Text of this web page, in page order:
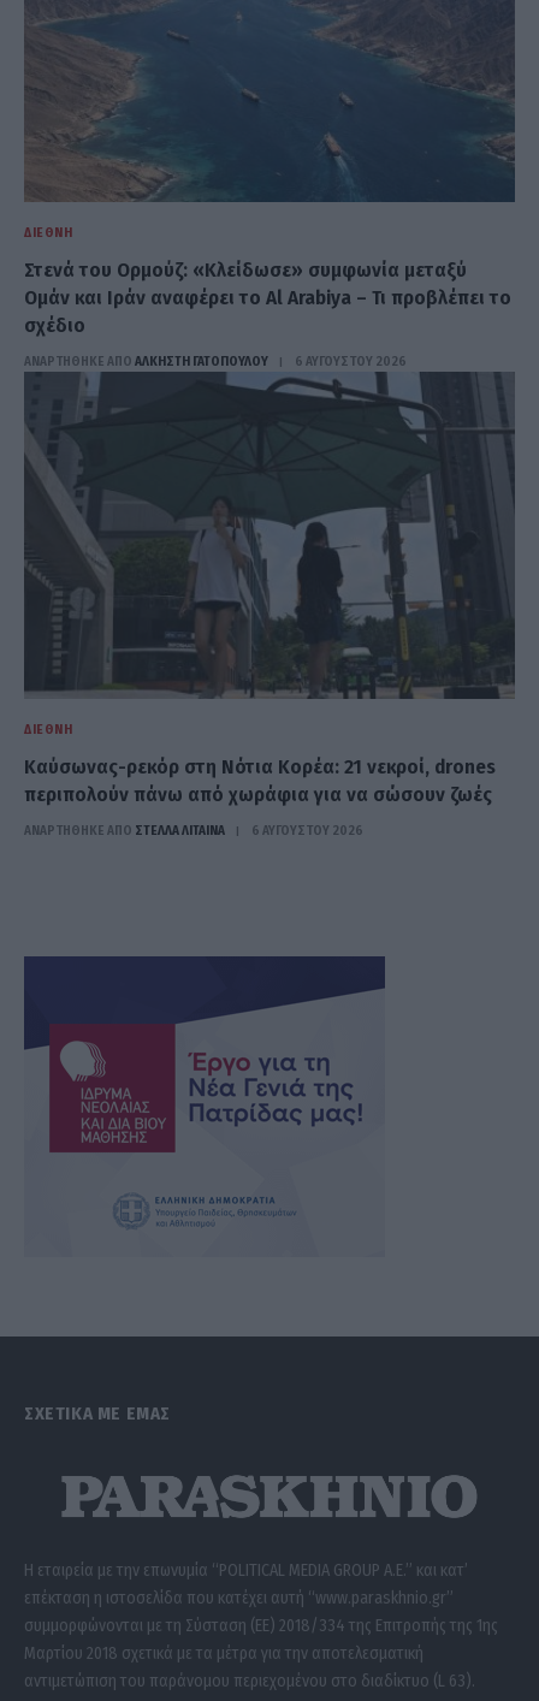
ΔΙΕΘΝΉ
Στενά του Ορμούζ: «Κλείδωσε» συμφωνία μεταξύ
Ομάν και Ιράν αναφέρει το Al Arabiya – Τι προβλέπει το
σχέδιο
ΑΝΑΡΤΗΘΗΚΕ ΑΠΟ ΆΛΚΗΣΤΗ ΓΑΤΟΠΟΎΛΟΥ 6 ΑΥΓΟΎΣΤΟΥ 2026
ΔΙΕΘΝΉ
Καύσωνας-ρεκόρ στη Νότια Κορέα: 21 νεκροί, drones
περιπολούν πάνω από χωράφια για να σώσουν ζωές
ΑΝΑΡΤΗΘΗΚΕ ΑΠΟ ΣΤΈΛΛΑ ΛΊΤΑΙΝΑ 6 ΑΥΓΟΎΣΤΟΥ 2026
ΣΧΕΤΙΚΑ ΜΕ ΕΜΑΣ
Η εταιρεία με την επωνυμία “POLITICAL MEDIA GROUP A.E.” και κατ’
επέκταση η ιστοσελίδα που κατέχει αυτή “www.paraskhnio.gr”
συμμορφώνονται με τη Σύσταση (ΕΕ) 2018/334 της Επιτροπής της 1ης
Μαρτίου 2018 σχετικά με τα μέτρα για την αποτελεσματική
αντιμετώπιση του παράνομου περιεχομένου στο διαδίκτυο (L 63).